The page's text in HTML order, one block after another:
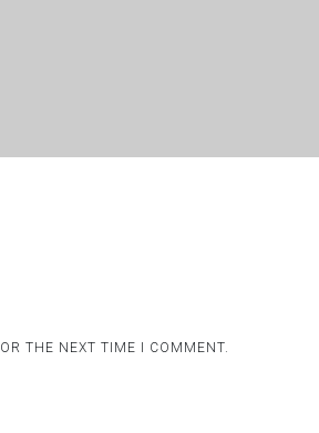
THE NEXT TIME I COMMENT.